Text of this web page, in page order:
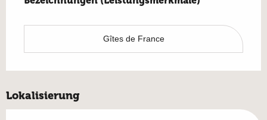
Gîtes de France
Lokalisierung